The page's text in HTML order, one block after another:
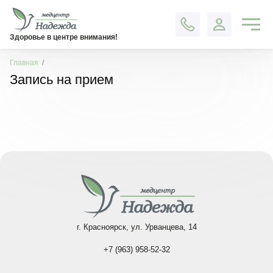
Здоровье в центре внимания!
Контакты
Главная
Запись на прием
г. Красноярск, ул. Урванцева, 14
+7 (963) 958-52-32